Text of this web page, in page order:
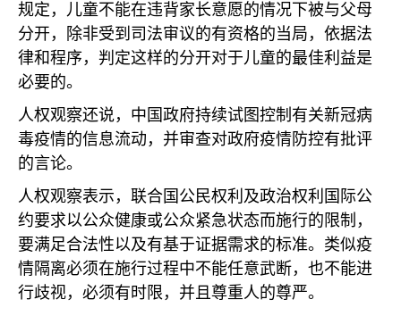
规定，儿童不能在违背家长意愿的情况下被与父母
分开，除非受到司法审议的有资格的当局，依据法
律和程序，判定这样的分开对于儿童的最佳利益是
必要的。
人权观察还说，中国政府持续试图控制有关新冠病
毒疫情的信息流动，并审查对政府疫情防控有批评
的言论。
人权观察表示，联合国公民权利及政治权利国际公
约要求以公众健康或公众紧急状态而施行的限制，
要满足合法性以及有基于证据需求的标准。类似疫
情隔离必须在施行过程中不能任意武断，也不能进
行歧视，必须有时限，并且尊重人的尊严。